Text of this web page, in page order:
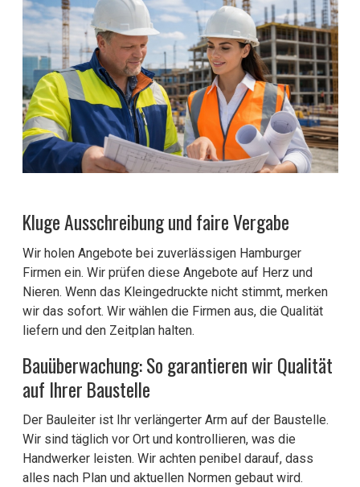
Kluge Ausschreibung und faire Vergabe
Wir holen Angebote bei zuverlässigen Hamburger
Firmen ein. Wir prüfen diese Angebote auf Herz und
Nieren. Wenn das Kleingedruckte nicht stimmt, merken
wir das sofort. Wir wählen die Firmen aus, die Qualität
liefern und den Zeitplan halten.
Bauüberwachung: So garantieren wir Qualität
auf Ihrer Baustelle
Der Bauleiter ist Ihr verlängerter Arm auf der Baustelle.
Wir sind täglich vor Ort und kontrollieren, was die
Handwerker leisten. Wir achten penibel darauf, dass
alles nach Plan und aktuellen Normen gebaut wird.